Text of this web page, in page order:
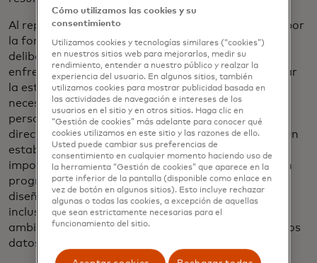
Al repasar los logros de 2022, estoy impresionado por
la forma en que este equipo navegó estratégica y
deliberadamente por las complejidades que
enfrentaron. Sus prioridades eran claras: garantizar
la estable continuidad del negocio, satisfacer las
necesidades de los clientes y socios, y cuidar a las
personas que dan vida a la estrategia. El equipo
directivo cumplió con los compromisos de hoy con un
estable crecimiento en cada trimestre. Igual de
importante, Mastercard continuó haciendo un gran
progreso en la creación de más valor a largo plazo,
diseñando tecnología innovadora, avanzando en la
inclusión financiera, cumpliendo con los objetivos
ambientales y manteniendo el uso responsable de los
datos.
Cómo utilizamos las cookies y su
consentimiento
Utilizamos cookies y tecnologías similares (“cookies”)
en nuestros sitios web para mejorarlos, medir su
rendimiento, entender a nuestro público y realzar la
experiencia del usuario. En algunos sitios, también
utilizamos cookies para mostrar publicidad basada en
las actividades de navegación e intereses de los
usuarios en el sitio y en otros sitios. Haga clic en
“Gestión de cookies” más adelante para conocer qué
cookies utilizamos en este sitio y las razones de ello.
Usted puede cambiar sus preferencias de
consentimiento en cualquier momento haciendo uso de
la herramienta “Gestión de cookies” que aparece en la
parte inferior de la pantalla (disponible como enlace en
vez de botón en algunos sitios). Esto incluye rechazar
algunas o todas las cookies, a excepción de aquellas
que sean estrictamente necesarias para el
funcionamiento del sitio.